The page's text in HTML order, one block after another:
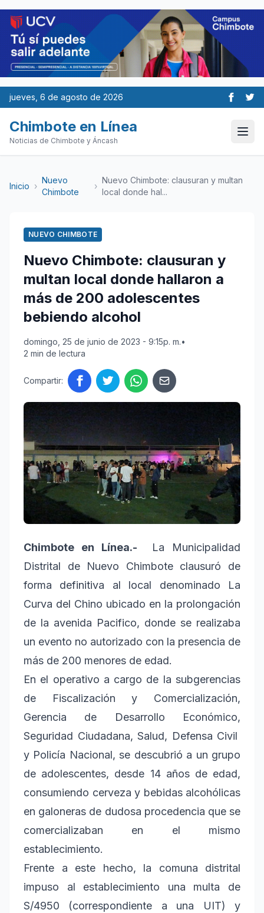
jueves, 6 de agosto de 2026
Chimbote en Línea
Noticias de Chimbote y Áncash
Inicio ›
Nuevo
Chimbote
›
Nuevo Chimbote: clausuran y multan
local donde hal...
NUEVO CHIMBOTE
Nuevo Chimbote: clausuran y
multan local donde hallaron a
más de 200 adolescentes
bebiendo alcohol
domingo, 25 de junio de 2023 - 9:15p. m.•
2 min de lectura
Compartir:
Chimbote en Línea.-
La Municipalidad
Distrital de Nuevo Chimbote clausuró de
forma definitiva al local denominado La
Curva del Chino ubicado en la prolongación
de la avenida Pacifico, donde se realizaba
un evento no autorizado con la presencia de
más de 200 menores de edad.
En el operativo a cargo de la subgerencias
de Fiscalización y Comercialización,
Gerencia de Desarrollo Económico,
Seguridad Ciudadana, Salud, Defensa Civil
y Policía Nacional, se descubrió a un grupo
de adolescentes, desde 14 años de edad,
consumiendo cerveza y bebidas alcohólicas
en galoneras de dudosa procedencia que se
comercializaban en el mismo
establecimiento.
Frente a este hecho, la comuna distrital
impuso al establecimiento una multa de
S/4950 (correspondiente a una UIT) y